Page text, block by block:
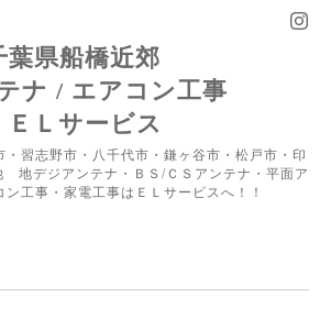
葉県船橋近郊
ナ / エアコン工事
ＥＬサービス
・習志野市・八千代市・鎌ヶ谷市・松戸市・印
地デジアンテナ・ＢＳ/ＣＳアンテナ・平面ア
ン工事・家電工事はＥＬサービスへ！！